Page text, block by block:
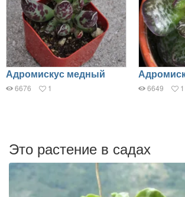
Адромискус медный
6676 1 6649 1
Это растение в садах